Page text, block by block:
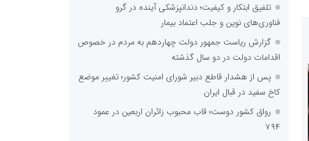
تلفیق ابتکار و کیفیت؛ دندانپزشکی آینده در گرو
فناوری‌های نوین و جلب اعتماد بیمار
گزارش ریاست جمهور دولت چهاردهم به مردم در خصوص
اقدامات دولت در دو سال گذشته
پس از هشدار قاطع دبیر شورای امنیت کشور؛ تغییر موضع
کاخ سفید در قبال ایران
رواق کشور دوست؛ قاب محبوب زائران اربعین در عمود
۷۹۴